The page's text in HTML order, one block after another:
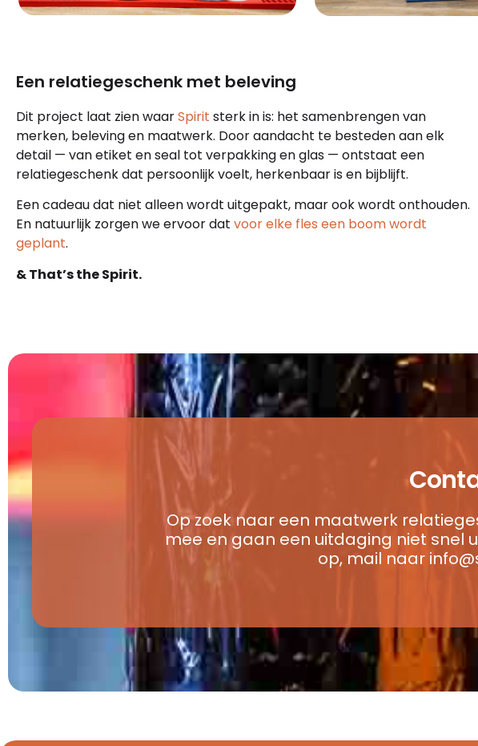
Een relatiegeschenk met beleving
Dit project laat zien waarSpirit sterk in is: het samenbrengen van
merken, beleving en maatwerk. Door aandacht te besteden aan elk
detail — van etiket en seal tot verpakking en glas — ontstaat een
relatiegeschenk dat persoonlijk voelt, herkenbaar is en bijblijft.
Een cadeau dat niet alleen wordt uitgepakt, maar ook wordt onthouden.
En natuurlijk zorgen we ervoor dat voor elke fles een boom wordt
geplant.
& That’s the Spirit.
Op zoek naar een maatwerk
mee en gaan een uitdaging niet snel
op, mail naar